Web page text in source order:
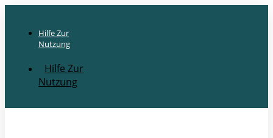
Hilfe Zur
Nutzung
Hilfe Zur
Nutzung